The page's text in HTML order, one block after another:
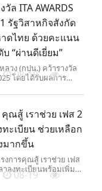
ล ITA AWARDS
รัฐวิสาหกิจสังกัด
ดไทย ด้วยคะแนน
“ผ่านดีเยี่ยม”
วง (กปน.) คว้ารางวัล
โดยได้รับผลการ
องหน่วยงานภาครัฐ
ยคะแนน 98.66 คะแนน
08-19
ณสู้ เราช่วย เฟส 2
ะเบียน ช่วยเหลือก
มากขึ้น
งการคุณสู้ เราช่วย เฟส
าลงทะเบียนพร้อมเพิ่ม
ลือลูกค้ากลุ่มเปราะบาง
08-19